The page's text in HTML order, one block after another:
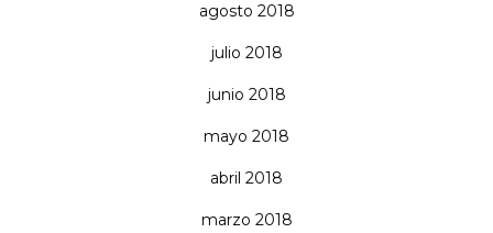
agosto 2018
julio 2018
junio 2018
mayo 2018
abril 2018
marzo 2018